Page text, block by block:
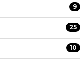
9
25
10